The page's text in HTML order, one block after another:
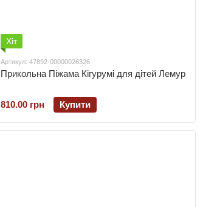
Хіт
Артикул: 47892-00000026326
Прикольна Піжама Кігурумі для дітей Лемур
810.00 грн Купити